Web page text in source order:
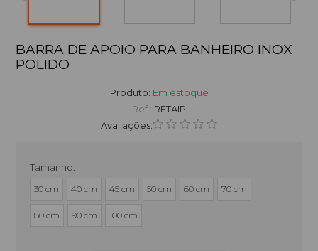
BARRA DE APOIO PARA BANHEIRO INOX
POLIDO
Produto: Em estoque
Ref.: RETAIP
Avaliações:
Tamanho
30 cm 40 cm 45 cm 50 cm 60 cm 70 cm
80 cm 90 cm 100 cm